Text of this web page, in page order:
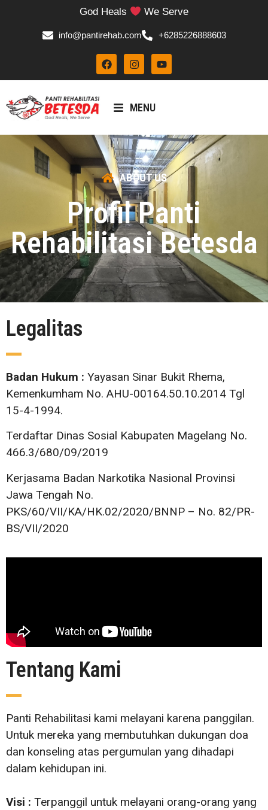
God Heals We Serve
info@pantirehab.com +6285226888603
MENU
ABOUT US
Profil Panti
Rehabilitasi Betesda
Legalitas
Badan Hukum : Yayasan Sinar Bukit Rhema,
Kemenkumham No. AHU-00164.50.10.2014 Tgl
15-4-1994.
Terdaftar Dinas Sosial Kabupaten Magelang No.
466.3/680/09/2019
Kerjasama Badan Narkotika Nasional Provinsi
Jawa Tengah No.
PKS/60/VII/KA/HK.02/2020/BNNP – No. 82/PR-
BS/VII/2020
Tentang Kami
Panti Rehabilitasi kami melayani karena panggilan.
Untuk mereka yang membutuhkan dukungan doa
dan konseling atas pergumulan yang dihadapi
dalam kehidupan ini.
Visi : Terpanggil untuk melayani orang-orang yang